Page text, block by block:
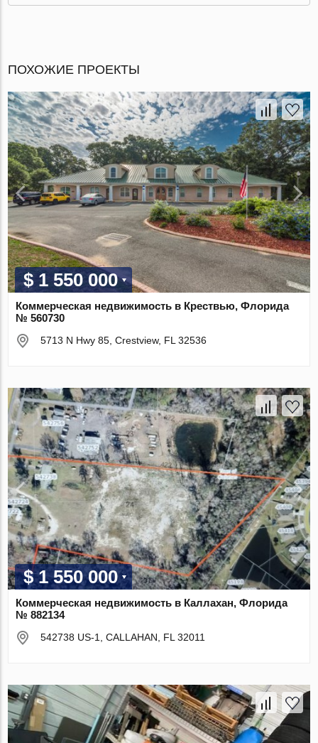
ПОХОЖИЕ ПРОЕКТЫ
$ 1 550 000
Коммерческая недвижимость в Крествью, Флорида
№ 560730
5713 N Hwy 85, Crestview, FL 32536
$ 1 550 000
Коммерческая недвижимость в Каллахан, Флорида
№ 882134
542738 US-1, CALLAHAN, FL 32011